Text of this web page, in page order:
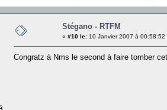
Stégano - RTFM
« #10 le: 10 Janvier 2007 à 00:58:52
Congratz à Nms le second à faire tomber